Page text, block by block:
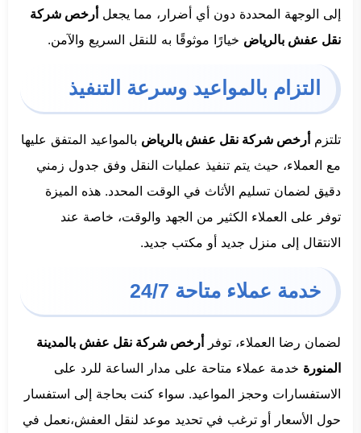
إلى الوجهة المحددة دون أي أضرار، مما يجعل أرخص شركة
نقل عفش بالرياض خيارًا موثوقًا به للنقل السريع والآمن.
التزام بالمواعيد وسرعة التنفيذ
تلتزم أرخص شركة نقل عفش بالرياض بالمواعيد المتفق عليها
مع العملاء، حيث يتم تنفيذ عمليات النقل وفق جدول زمني
دقيق لضمان تسليم الأثاث في الوقت المحدد. هذه الميزة
توفر على العملاء الكثير من الجهد والوقت، خاصة عند
الانتقال إلى منزل جديد أو مكتب جديد.
خدمة عملاء متاحة 24/7
لضمان رضا العملاء، توفر أرخص شركة نقل عفش بالمدينة
المنورة خدمة عملاء متاحة على مدار الساعة للرد على
الاستفسارات وحجز المواعيد. سواء كنت بحاجة إلى استفسار
حول الأسعار أو ترغب في تحديد موعد لنقل العفش،نعمل في